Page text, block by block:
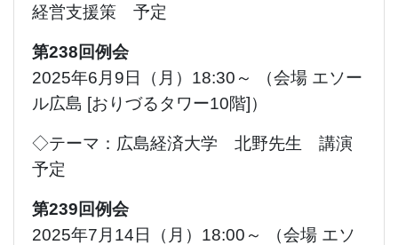
経営支援策 予定
第238回例会
2025年6月9日（月）18:30～ （会場 エソー
ル広島 [おりづるタワー10階]）
◇テーマ：広島経済大学 北野先生 講演
予定
第239回例会
2025年7月14日（月）18:00～ （会場 エソ